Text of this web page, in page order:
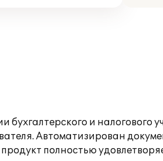
и
Автоматизирован
полностью